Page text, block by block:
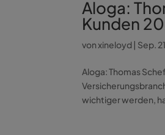
Aloga:
Kunden
vonxineloyd Sep.
Aloga: Thomas
wichtiger werden,